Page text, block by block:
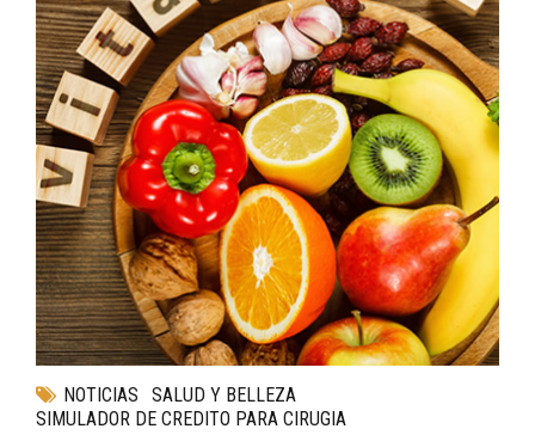
NOTICIAS
SALUD Y BELLEZA
SIMULADOR DE CREDITO PARA CIRUGIA